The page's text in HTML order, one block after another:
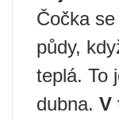
Čočka
půdy,
teplá. To
dubna. V